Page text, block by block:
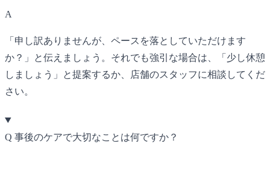
A
「申し訳ありませんが、ペースを落としていただけます
か？」と伝えましょう。それでも強引な場合は、「少し休憩
しましょう」と提案するか、店舗のスタッフに相談してくだ
さい。
Q 事後のケアで大切なことは何ですか？